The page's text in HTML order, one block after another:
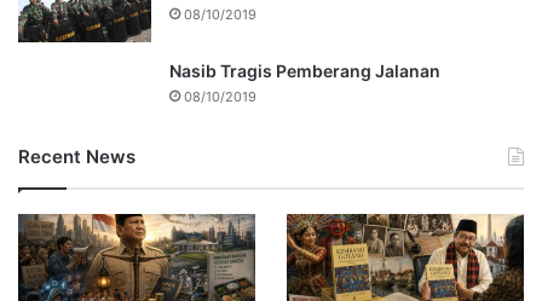
08/10/2019
Nasib Tragis Pemberang Jalanan
08/10/2019
Recent News